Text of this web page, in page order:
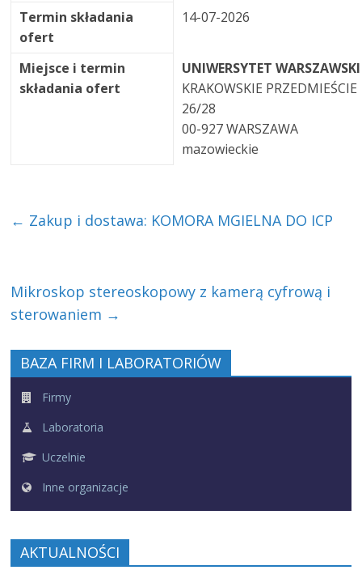
Termin składania
ofert
14-07-2026
Miejsce i termin
składania ofert
UNIWERSYTET WARSZAWSKI
KRAKOWSKIE PRZEDMIEŚCIE
26/28
00-927 WARSZAWA
mazowieckie
← Zakup i dostawa: KOMORA MGIELNA DO ICP
Mikroskop stereoskopowy z kamerą cyfrową i
sterowaniem →
BAZA FIRM I LABORATORIÓW
Firmy
Laboratoria
Uczelnie
Inne organizacje
AKTUALNOŚCI